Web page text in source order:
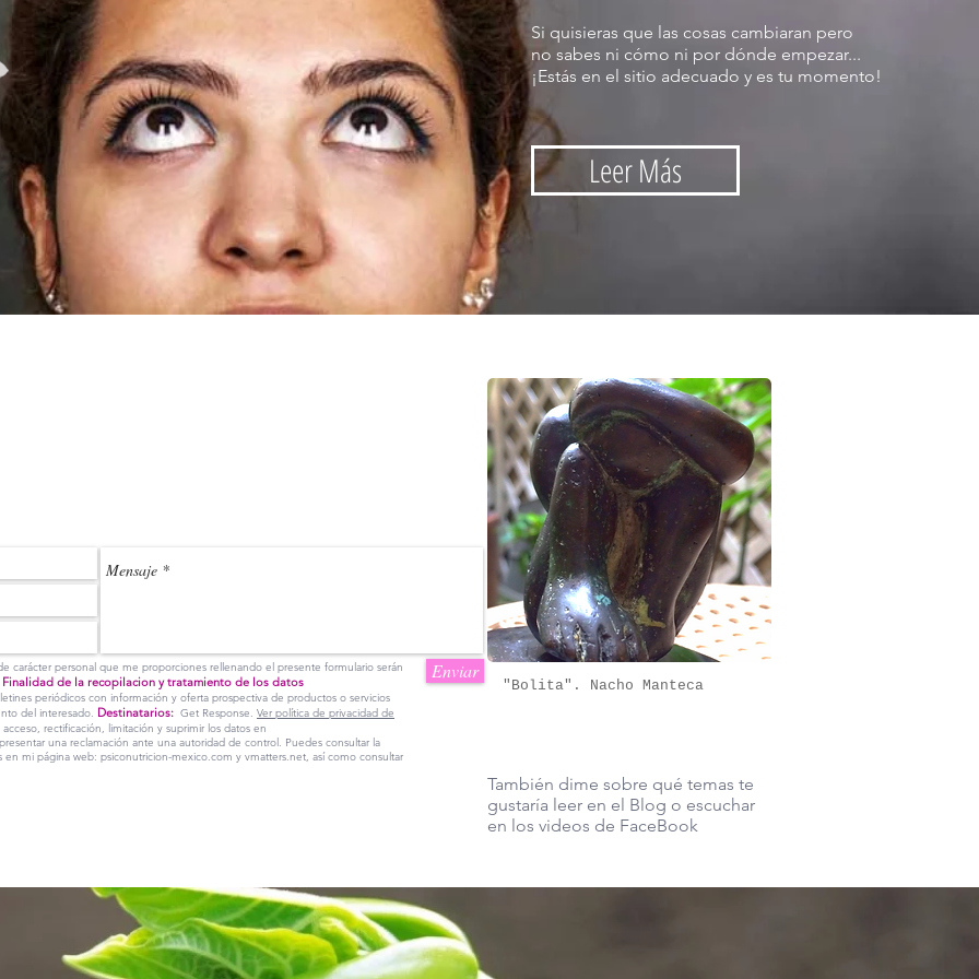
Si quisieras que las cosas cambiaran pero
no sabes ni cómo ni por dónde empezar...
¡Estás en el sitio adecuado y es tu momento!
Leer Más
carácter personal que me proporciones rellenando el presente formulario serán
Finalidad de la recopilacion y tratamiento de los datos
periódicos con información y oferta prospectiva de productos o servicios
del interesado. Destinatarios: Get Response. Ver política de privacidad de
rectificación, limitación y suprimir los datos en
una reclamación ante una autoridad de control. Puedes consultar la
mi página web: psiconutricion-mexico.com y vmatters.net, así como consultar
Enviar
"Bolita". Nacho Manteca
También dime sobre qué temas te
gustaría leer en el Blog o escuchar
en los videos de FaceBook